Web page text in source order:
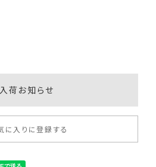
に入りに登録する
荷お知らせ